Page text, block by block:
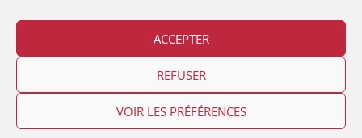
ACCEPTER
REFUSER
VOIR LES PRÉFÉRENCES
Devenir membre
Copyright © 2026Lestime. Relooké avec par
Suisse Romande|Thème:Lestime